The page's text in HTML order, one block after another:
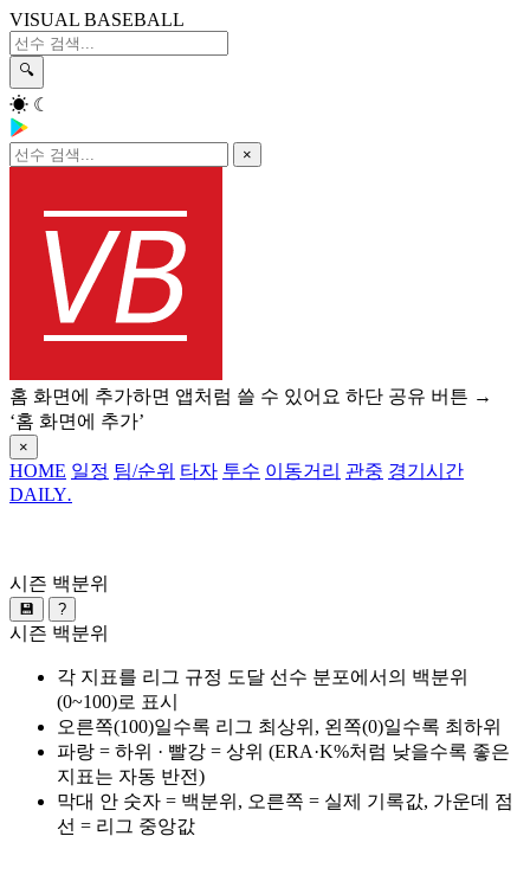
VISUAL BASEBALL
🔍
☀ ☾
×
홈 화면에 추가하면 앱처럼 쓸 수 있어요 하단 공유 버튼 →
‘홈 화면에 추가’
×
HOME 일정 팀/순위 타자 투수 이동거리 관중 경기시간
DAILY.
시즌 백분위
💾 ?
시즌 백분위
각 지표를 리그 규정 도달 선수 분포에서의 백분위
(0~100)로 표시
오른쪽(100)일수록 리그 최상위, 왼쪽(0)일수록 최하위
파랑 = 하위 · 빨강 = 상위 (ERA·K%처럼 낮을수록 좋은
지표는 자동 반전)
막대 안 숫자 = 백분위, 오른쪽 = 실제 기록값, 가운데 점
선 = 리그 중앙값